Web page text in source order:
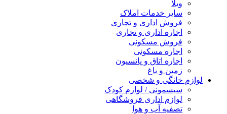
ویلا
سایر خدمات املاک
فروش اداری و تجاری
اجاره اداری و تجاری
فروش مسکونی
اجاره مسکونی
اجاره اتاق و پانسیون
زمین و باغ
لوازم خانگی و شخصی
سیسمونی / لوازم کودک
لوازم اداری فروشگاهی
تصفیه آب و هوا